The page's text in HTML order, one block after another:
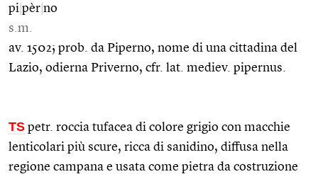
pi pèr no
s.m.
av. 1502; prob. da Piperno, nome di una cittadina del
Lazio, odierna Priverno, cfr. lat. mediev. pipernus.
TS petr. roccia tufacea di colore grigio con macchie
lenticolari più scure, ricca di sanidino, diffusa nella
regione campana e usata come pietra da costruzione